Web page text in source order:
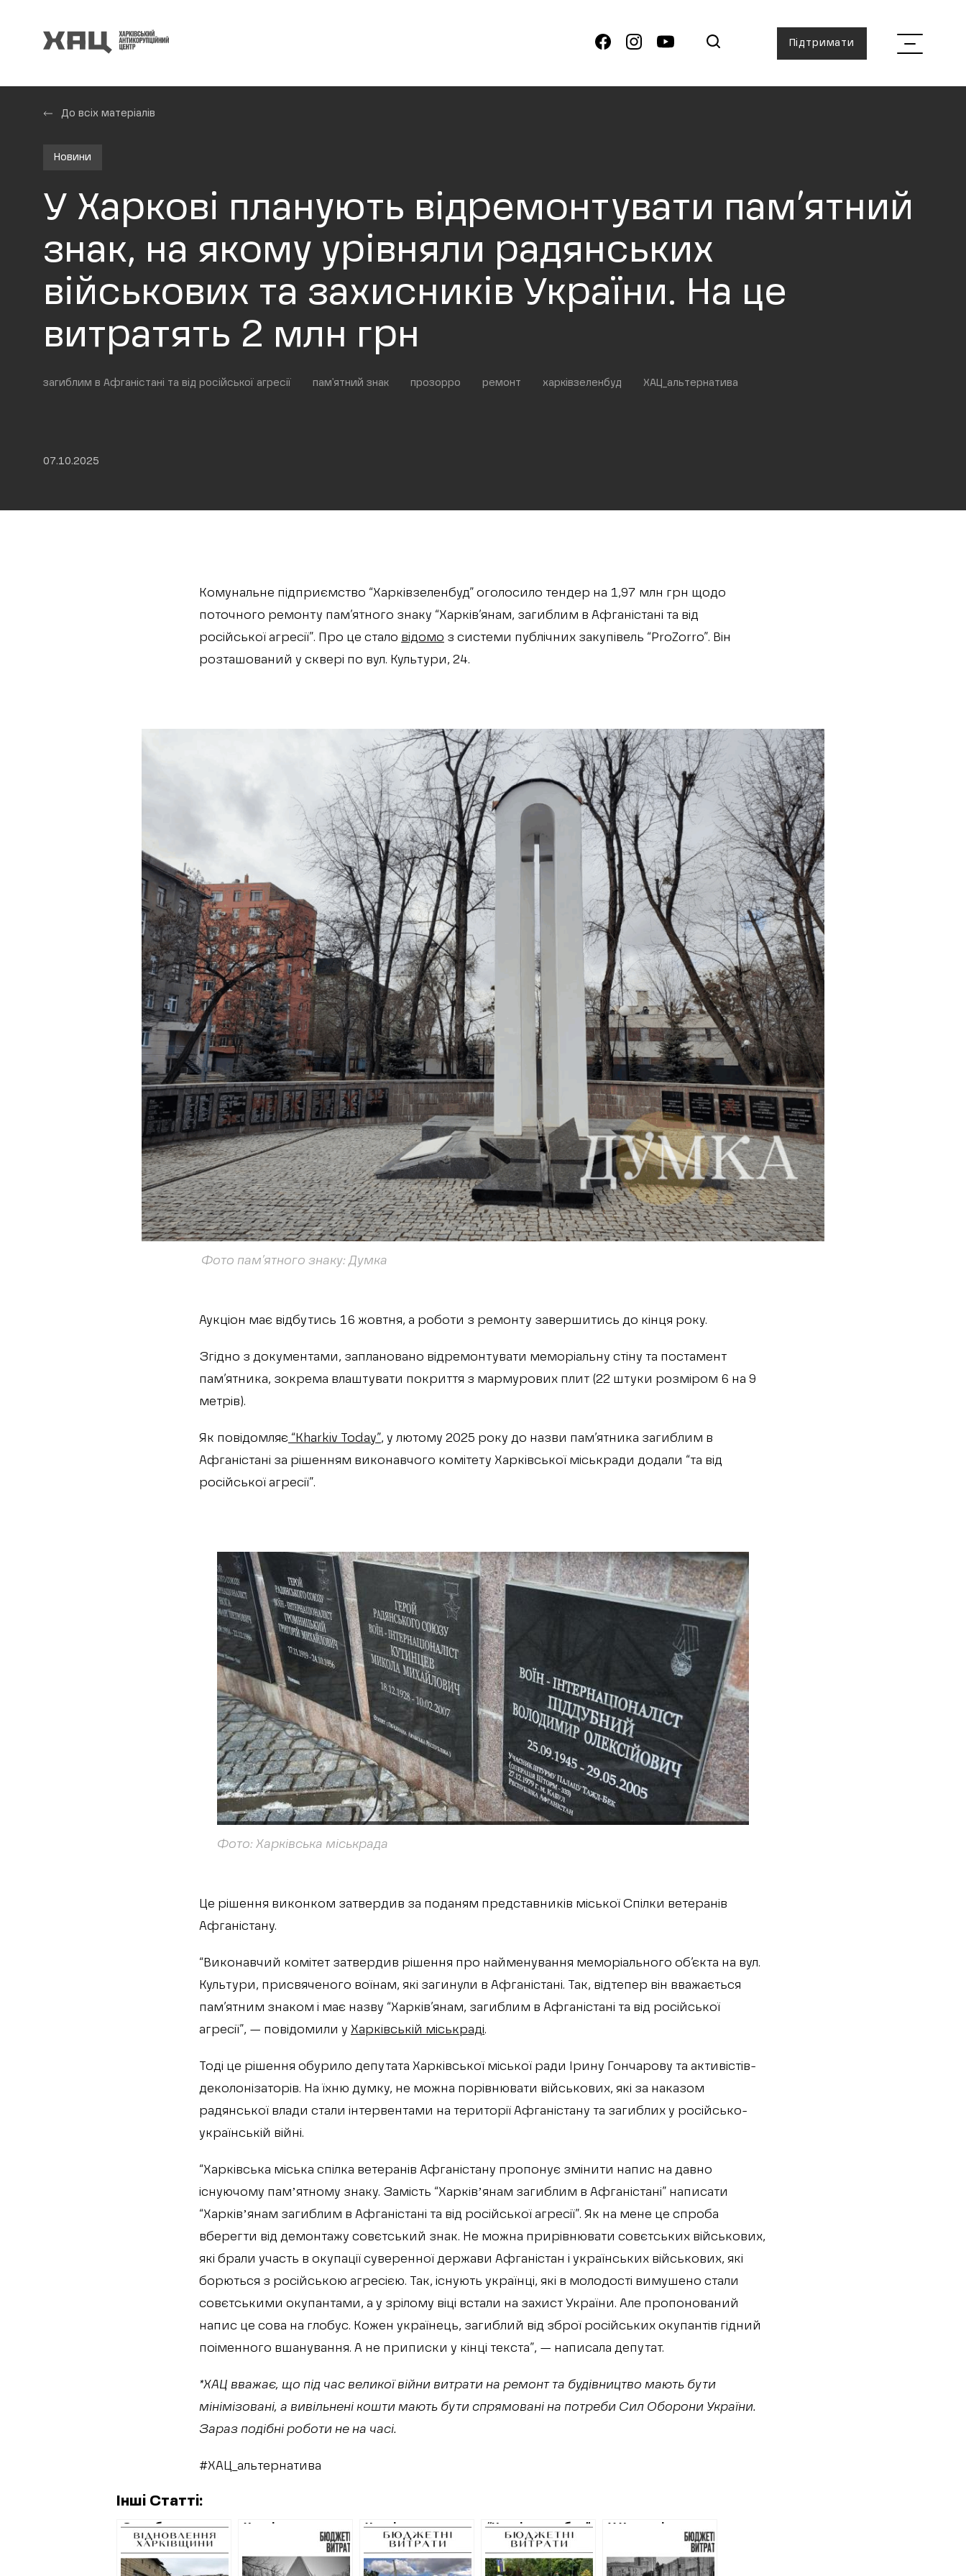
Підтримати
До всіх матеріалів
Новини
У Харкові планують відремонтувати пам’ятний
знак, на якому урівняли радянських
військових та захисників України. На це
витратять 2 млн грн
загиблим в Афганістані та від російської агресії пам'ятний знак прозорро ремонт харківзеленбуд ХАЦ_альтернатива
07.10.2025
Комунальне підприємство “Харківзеленбуд” оголосило тендер на 1,97 млн грн щодо
поточного ремонту пам’ятного знаку “Харків’янам, загиблим в Афганістані та від
російської агресії”. Про це стало відомо з системи публічних закупівель “ProZorro”. Він
розташований у сквері по вул. Культури, 24.
Фото пам’ятного знаку: Думка
Аукціон має відбутись 16 жовтня, а роботи з ремонту завершитись до кінця року.
Згідно з документами, заплановано відремонтувати меморіальну стіну та постамент
пам’ятника, зокрема влаштувати покриття з мармурових плит (22 штуки розміром 6 на 9
метрів).
Як повідомляє “Kharkiv Today”, у лютому 2025 року до назви пам’ятника загиблим в
Афганістані за рішенням виконавчого комітету Харківської міськради додали “та від
російської агресії”.
Фото: Харківська міськрада
Це рішення виконком затвердив за поданям представників міської Спілки ветеранів
Афганістану.
“Виконавчий комітет затвердив рішення про найменування меморіального об’єкта на вул.
Культури, присвяченого воїнам, які загинули в Афганістані. Так, відтепер він вважається
пам’ятним знаком і має назву “Харків’янам, загиблим в Афганістані та від російської
агресії”, — повідомили у Харківській міськраді.
Тоді це рішення обурило депутата Харківської міської ради Ірину Гончарову та активістів-
деколонізаторів. На їхню думку, не можна порівнювати військових, які за наказом
радянської влади стали інтервентами на території Афганістану та загиблих у російсько-
українській війні.
“Харківська міська спілка ветеранів Афганістану пропонує змінити напис на давно
існуючому памʼятному знаку. Замість “Харківʼянам загиблим в Афганістані” написати
“Харківʼянам загиблим в Афганістані та від російської агресії”. Як на мене це спроба
вберегти від демонтажу совєтський знак. Не можна прирівнювати совєтських військових,
які брали участь в окупації суверенної держави Афганістан і українських військових, які
борються з російською агресією. Так, існують українці, які в молодості вимушено стали
совєтськими окупантами, а у зрілому віці встали на захист України. Але пропонований
напис це сова на глобус. Кожен українець, загиблий від зброї російських окупантів гідний
поіменного вшанування. А не приписки у кінці текста”, — написала депутат.
*ХАЦ вважає, що під час великої війни витрати на ремонт та будівництво мають бути
мінімізовані, а вивільнені кошти мають бути спрямовані на потреби Сил Оборони України.
Зараз подібні роботи не на часі.
#ХАЦ_альтернатива
Інші Статті:
Служба
відновлення
уклала угоду на
ремонт ліцею у
Харків витратить
гривень на
ремонт туалету у
Харків витратить
понад п’ять
мільйонів гривень
на поточний
“Харківзеленбуд”
витратить 760
000 гривень на
ремонт у саду
У Харкові
аукціон на
облаштування